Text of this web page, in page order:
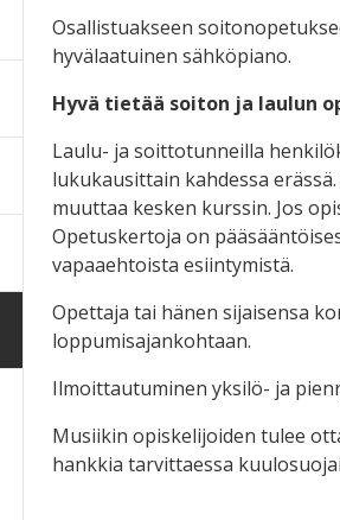
Osallistuakseen
hyvälaatuinen sähköpiano.
Hyvä tietää soiton ja laulun
Laulu- ja soittotunneilla
lukukausittain kahdessa
muuttaa kesken kurssin. Jos
Opetuskertoja on
vapaaehtoista esiintymistä.
Opettaja tai hänen sijaisensa
loppumisajankohtaan.
Ilmoittautuminen yksilö- ja
Musiikin opiskelijoiden tulee
hankkia tarvittaessa